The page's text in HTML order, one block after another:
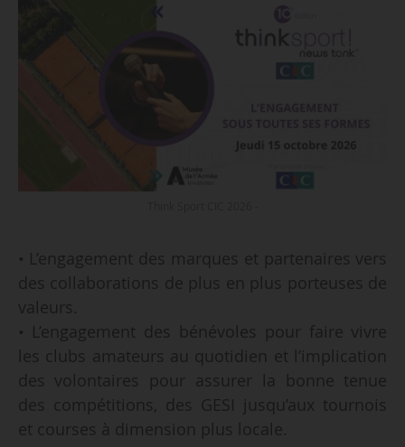
• L’engagement des marques et partenaires vers
des collaborations de plus en plus porteuses de
valeurs.
• L’engagement des bénévoles pour faire vivre
les clubs amateurs au quotidien et l’implication
des volontaires pour assurer la bonne tenue
des compétitions, des GESI jusqu’aux tournois
et courses à dimension plus locale.